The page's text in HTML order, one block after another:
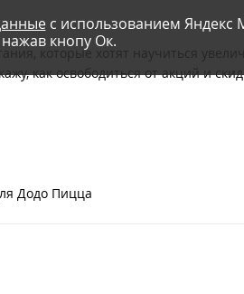
которые хотят научиться
как освободиться от акций и
Додо Пицца
с использованием Яндекс
кнопу Ок.